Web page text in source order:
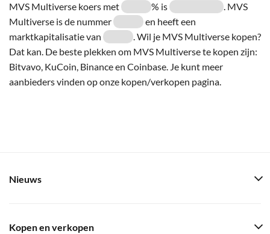
MVS Multiverse koers met
% is
. MVS
Multiverse is de nummer
en heeft een
marktkapitalisatie van
. Wil je MVS Multiverse kopen?
Dat kan. De beste plekken om MVS Multiverse te kopen zijn:
Bitvavo, KuCoin, Binance en Coinbase. Je kunt meer
aanbieders vinden op onze kopen/verkopen pagina.
Nieuws
Kopen en verkopen